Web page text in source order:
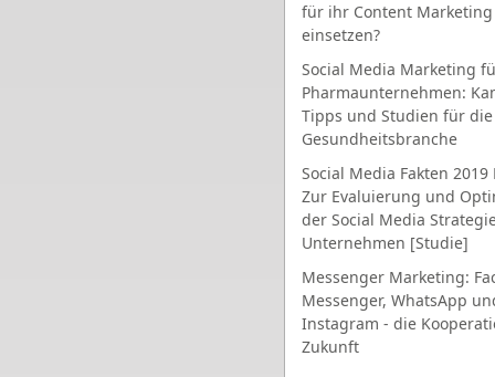
für ihr Content Marketing
einsetzen?
Social Media Marketing
Pharmaunternehmen:
Tipps und Studien für die
Gesundheitsbranche
Social Media Fakten 2019
Zur Evaluierung und
der Social Media
Unternehmen [Studie]
Messenger Marketing:
Messenger, WhatsApp
Instagram - die
Zukunft